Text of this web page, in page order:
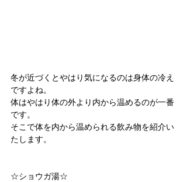
冬が近づくとやはり気になるのは身体の冷え
ですよね。
体はやはり体の外より内から温めるのが一番
です。
そこで体を内から温められる飲み物を紹介い
たします。
☆ショウガ湯☆